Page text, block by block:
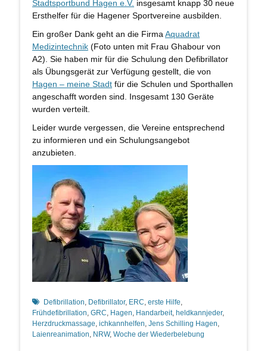
Stadtsportbund Hagen e.V. insgesamt knapp 30 neue
Ersthelfer für die Hagener Sportvereine ausbilden.
Ein großer Dank geht an die FirmaAquadrat
Medizintechnik (Foto unten mit Frau Ghabour von
A2). Sie haben mir für die Schulung den Defibrillator
als Übungsgerät zur Verfügung gestellt, die von
Hagen – meine Stadt für die Schulen und Sporthallen
angeschafft worden sind. Insgesamt 130 Geräte
wurden verteilt.
Leider wurde vergessen, die Vereine entsprechend
zu informieren und ein Schulungsangebot
anzubieten.
Schlagworte
Defibrillation, Defibrillator, ERC, erste Hilfe,
Frühdefibrillation, GRC, Hagen, Handarbeit, heldkannjeder,
Herzdruckmassage, ichkannhelfen, Jens Schilling Hagen,
Laienreanimation, NRW, Woche der Wiederbelebung